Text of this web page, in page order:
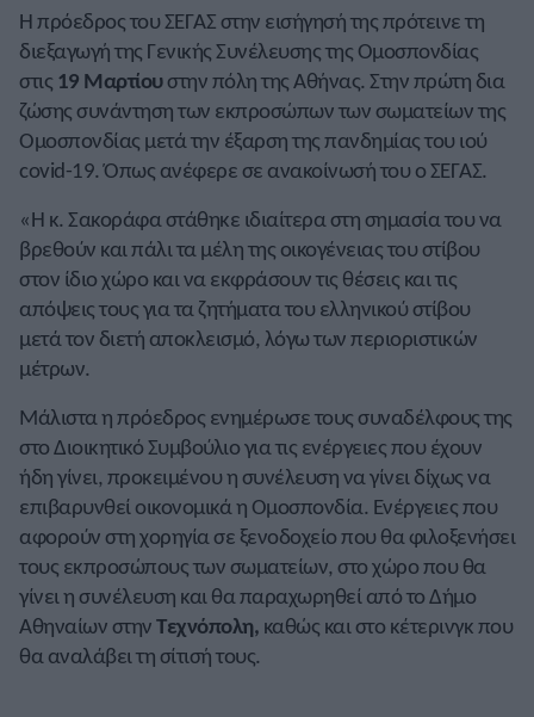
Η πρόεδρος του ΣΕΓΑΣ στην εισήγησή της πρότεινε τη
διεξαγωγή της Γενικής Συνέλευσης της Ομοσπονδίας
στις 19 Μαρτίουστην πόλη της Αθήνας. Στην πρώτη δια
ζώσης συνάντηση των εκπροσώπων των σωματείων της
Ομοσπονδίας μετά την έξαρση της πανδημίας του ιού
covid-19. Όπως ανέφερε σε ανακοίνωσή του ο ΣΕΓΑΣ.
«Η κ. Σακοράφα στάθηκε ιδιαίτερα στη σημασία του να
βρεθούν και πάλι τα μέλη της οικογένειας του στίβου
στον ίδιο χώρο και να εκφράσουν τις θέσεις και τις
απόψεις τους για τα ζητήματα του ελληνικού στίβου
μετά τον διετή αποκλεισμό, λόγω των περιοριστικών
μέτρων.
Μάλιστα η πρόεδρος ενημέρωσε τους συναδέλφους της
στο Διοικητικό Συμβούλιο για τις ενέργειες που έχουν
ήδη γίνει, προκειμένου η συνέλευση να γίνει δίχως να
επιβαρυνθεί οικονομικά η Ομοσπονδία. Ενέργειες που
αφορούν στη χορηγία σε ξενοδοχείο που θα φιλοξενήσει
τους εκπροσώπους των σωματείων, στο χώρο που θα
γίνει η συνέλευση και θα παραχωρηθεί από το Δήμο
Αθηναίων στηνΤεχνόπολη, καθώς και στο κέτερινγκ που
θα αναλάβει τη σίτισή τους.